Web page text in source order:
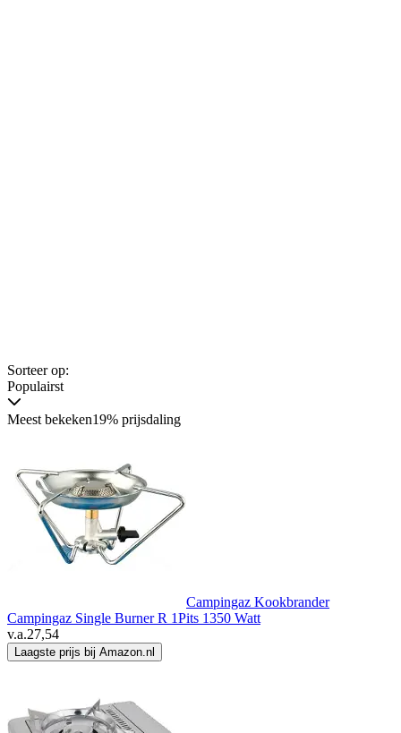
Sorteer op:
Populairst
Meest bekeken19% prijsdaling
Campingaz Kookbrander
Campingaz Single Burner R 1Pits 1350 Watt
v.a.27,54
Laagste prijs bij Amazon.nl